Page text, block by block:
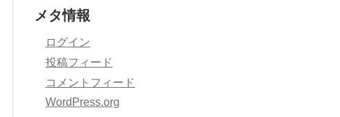
メタ情報
ログイン
投稿フィード
コメントフィード
WordPress.org